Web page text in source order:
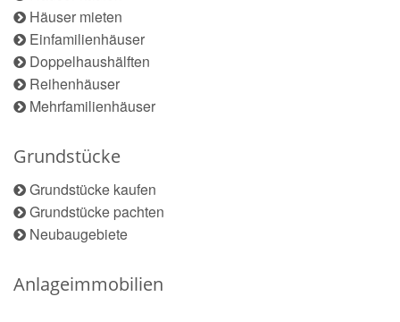
Häuser mieten
Einfamilienhäuser
Doppelhaushälften
Reihenhäuser
Mehrfamilienhäuser
Grundstücke
Grundstücke kaufen
Grundstücke pachten
Neubaugebiete
Anlageimmobilien